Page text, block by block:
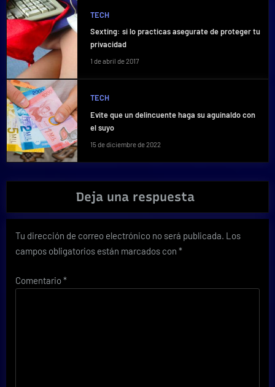
TECH
Sexting: si lo practicas asegurate de proteger tu
privacidad
1 de abril de 2017
TECH
Evite que un delincuente haga su aguinaldo con
el suyo
15 de diciembre de 2022
Deja una respuesta
Tu dirección de correo electrónico no será publicada. Los
campos obligatorios están marcados con *
Comentario*